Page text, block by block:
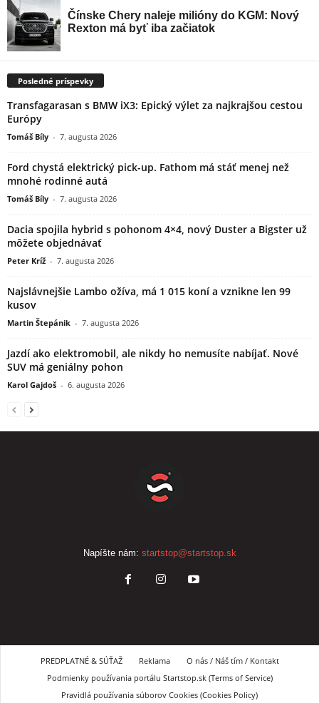
Posledné príspevky
Transfagarasan s BMW iX3: Epický výlet za najkrajšou cestou
Európy
Tomáš Bíly - 7. augusta 2026
Ford chystá elektrický pick-up. Fathom má stáť menej než
mnohé rodinné autá
Tomáš Bíly - 7. augusta 2026
Dacia spojila hybrid s pohonom 4×4, nový Duster a Bigster už
môžete objednávať
Peter Kríž - 7. augusta 2026
Najslávnejšie Lambo ožíva, má 1 015 koní a vznikne len 99
kusov
Martin Štepánik - 7. augusta 2026
Jazdí ako elektromobil, ale nikdy ho nemusíte nabíjať. Nové
SUV má geniálny pohon
Karol Gajdoš - 6. augusta 2026
Napíšte nám: startstop@startstop.sk
PREDPLATNÉ & SÚŤAŽ Reklama
O nás / Náš tím / Kontakt
Podmienky používania portálu Startstop.sk (Terms of Service)
Pravidlá používania súborov Cookies (Cookies Policy)